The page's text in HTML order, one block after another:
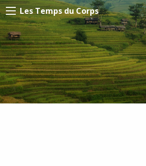
Les Temps du Corps